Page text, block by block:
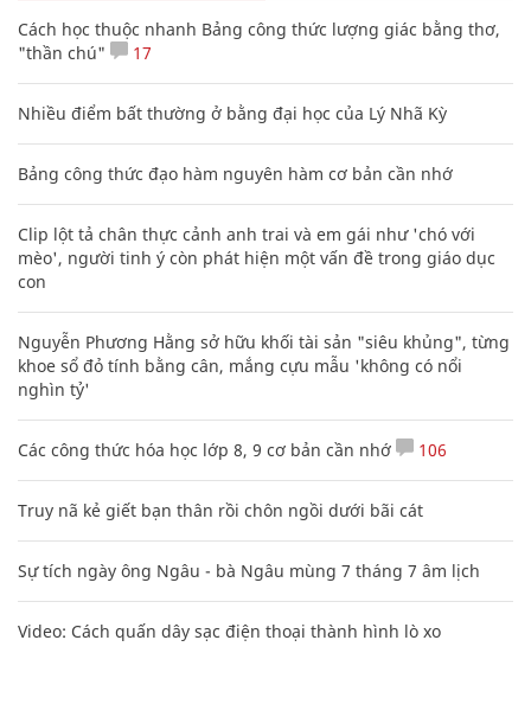
Cách học thuộc nhanh Bảng công thức lượng giác bằng thơ,
"thần chú"
17
Nhiều điểm bất thường ở bằng đại học của Lý Nhã Kỳ
Bảng công thức đạo hàm nguyên hàm cơ bản cần nhớ
Clip lột tả chân thực cảnh anh trai và em gái như 'chó với
mèo', người tinh ý còn phát hiện một vấn đề trong giáo dục
con
Nguyễn Phương Hằng sở hữu khối tài sản "siêu khủng", từng
khoe sổ đỏ tính bằng cân, mắng cựu mẫu 'không có nổi
nghìn tỷ'
Các công thức hóa học lớp 8, 9 cơ bản cần nhớ 106
Truy nã kẻ giết bạn thân rồi chôn ngồi dưới bãi cát
Sự tích ngày ông Ngâu - bà Ngâu mùng 7 tháng 7 âm lịch
Video: Cách quấn dây sạc điện thoại thành hình lò xo